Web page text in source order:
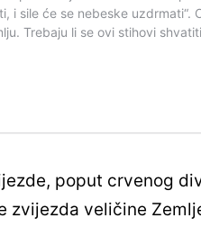
poput crvenog
veličine